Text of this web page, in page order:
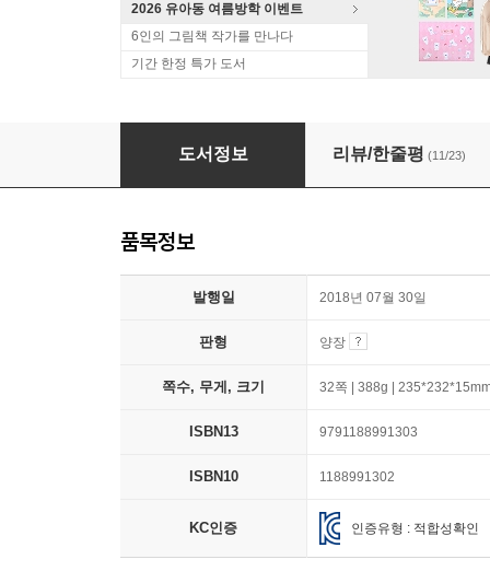
2026 유아동 여름방학 이벤트
6인의 그림책 작가를 만나다
기간 한정 특가 도서
기적의 세마디 영어 11
도서정보 리뷰/한줄평 (11/23)
품목정보
발행일 2018년 07월 30일
판형 양장
쪽수, 무게, 크기 32쪽 | 388g |
ISBN13 9791188991303
ISBN10 1188991302
KC인증 인증유형 : 적합성확인